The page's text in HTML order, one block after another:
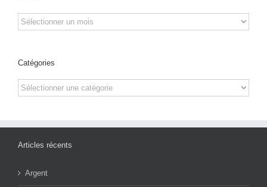
Archives
Catégories
Catégories
Articles récents
Argent